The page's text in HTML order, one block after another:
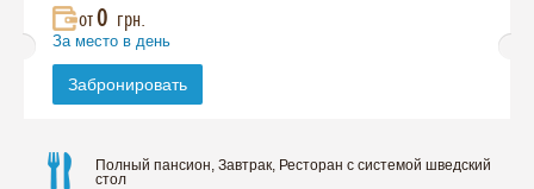
от0 грн.
За место в день
Забронировать
Полный пансион, Завтрак, Ресторан с системой шведский
стол